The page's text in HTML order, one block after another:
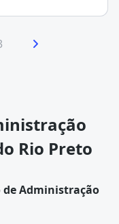
Rio Preto
Administração